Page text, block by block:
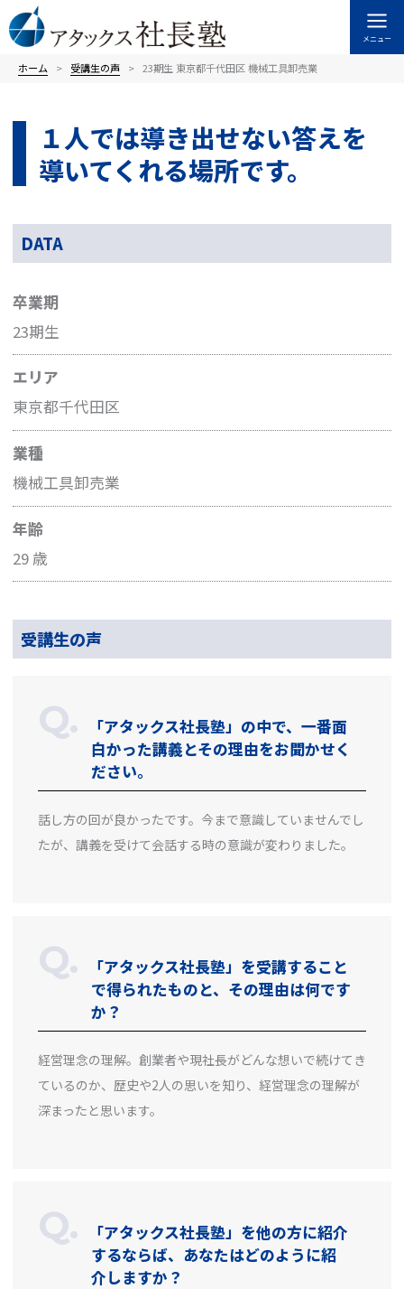
容
メニュー
ホーム 受講⽣の声 23期生 東京都千代田区 機械工具卸売業
１人では導き出せない答えを
導いてくれる場所です。
DATA
卒業期
23期生
エリア
東京都千代田区
業種
機械工具卸売業
年齢
29 歳
受講生の声
「アタックス社長塾」の中で、一番面
白かった講義とその理由をお聞かせく
ださい。
話し方の回が良かったです。今まで意識していませんでし
たが、講義を受けて会話する時の意識が変わりました。
「アタックス社長塾」を受講すること
で得られたものと、その理由は何です
か？
経営理念の理解。創業者や現社長がどんな想いで続けてき
ているのか、歴史や2人の思いを知り、経営理念の理解が
深まったと思います。
「アタックス社長塾」を他の方に紹介
するならば、あなたはどのように紹
介しますか？